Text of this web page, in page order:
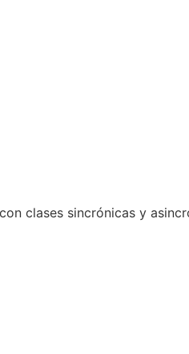
clases sincrónicas y